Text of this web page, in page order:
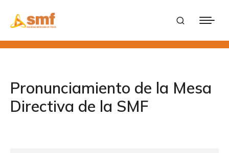
Pronunciamiento de la Mesa
Directiva de la SMF